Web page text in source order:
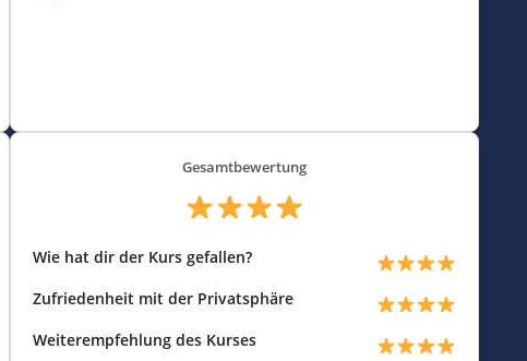
Gesamtbewertung
Wie hat dir der Kurs gefallen?
Zufriedenheit mit der Privatsphäre
Weiterempfehlung des Kurses